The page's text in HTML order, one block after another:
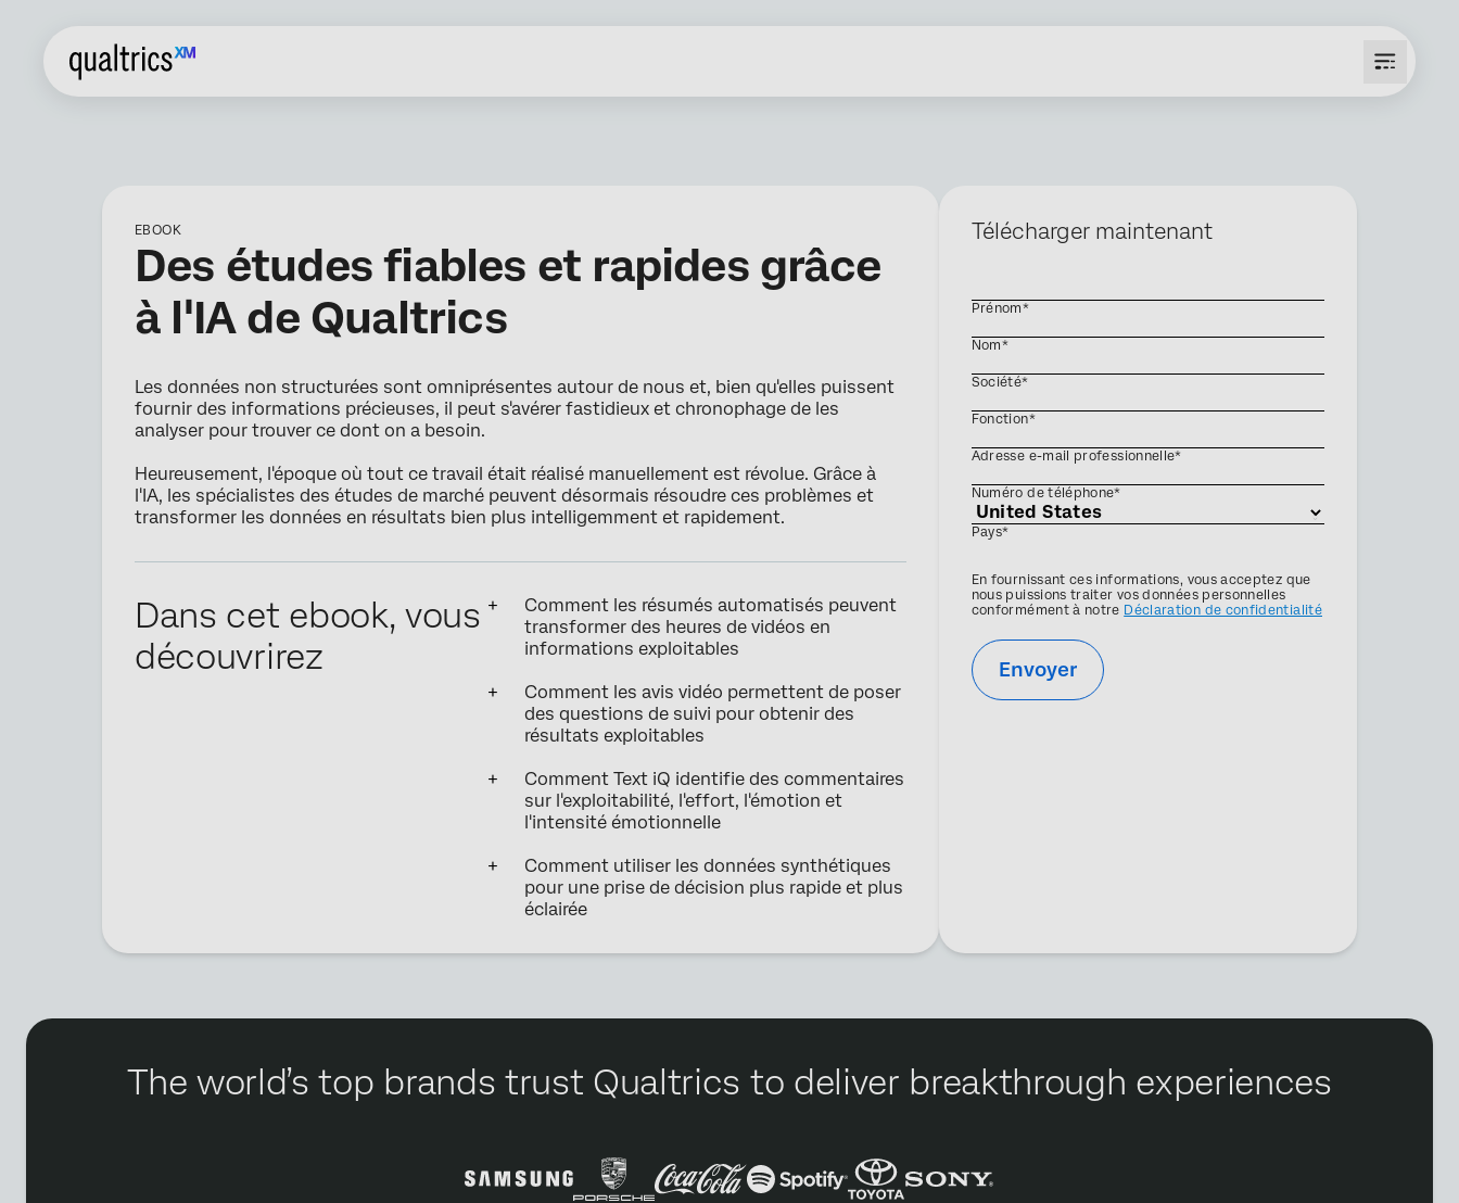
EBOOK
Des études fiables et rapides grâce
à l'IA de Qualtrics
Les données non structurées sont omniprésentes autour de nous et, bien qu'elles puissent
fournir des informations précieuses, il peut s'avérer fastidieux et chronophage de les
analyser pour trouver ce dont on a besoin.
Heureusement, l'époque où tout ce travail était réalisé manuellement est révolue. Grâce à
l'IA, les spécialistes des études de marché peuvent désormais résoudre ces problèmes et
transformer les données en résultats bien plus intelligemment et rapidement.
Dans cet ebook, vous
découvrirez
Comment les résumés automatisés peuvent
transformer des heures de vidéos en
informations exploitables
Comment les avis vidéo permettent de poser
des questions de suivi pour obtenir des
résultats exploitables
Comment Text iQ identifie des commentaires
sur l'exploitabilité, l'effort, l'émotion et
l'intensité émotionnelle
Comment utiliser les données synthétiques
pour une prise de décision plus rapide et plus
éclairée
Télécharger maintenant
Prénom*
Nom*
Société*
Fonction*
Adresse e-mail professionnelle*
Numéro de téléphone*
Pays*
Privacy
Optin
En fournissant ces informations, vous acceptez que
nous puissions traiter vos données personnelles
conformément à notre Déclaration de confidentialité
Envoyer
The world’s top brands trust Qualtrics to deliver breakthrough experiences